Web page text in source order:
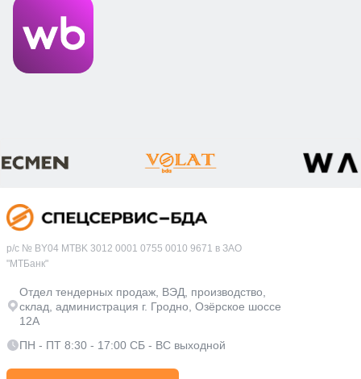
р/с № BY04 MTBK 3012 0001 0755 0010 9671 в ЗАО
"МТБанк"
Отдел тендерных продаж, ВЭД, производство,
склад, администрация г. Гродно, Озёрское шоссе
12А
ПН - ПТ 8:30 - 17:00 СБ - ВС выходной